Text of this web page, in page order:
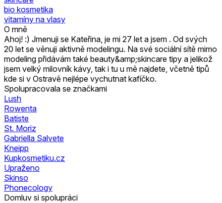
bio kosmetika
vitamíny na vlasy
O mně
Ahoj! :) Jmenuji se Kateřina, je mi 27 let a jsem . Od svých
20 let se věnuji aktivně modelingu. Na své sociální sítě mimo
modeling přidávám také beauty&amp;skincare tipy a jelikož
jsem velký milovník kávy, tak i tu u mě najdete, včetně tipů
kde si v Ostravě nejlépe vychutnat kafíčko.
Spolupracovala se značkami
Lush
Rowenta
Batiste
St. Moriz
Gabriella Salvete
Kneipp
Kupkosmetiku.cz
Upraženo
Skinso
Phonecology
Domluv si spolupráci